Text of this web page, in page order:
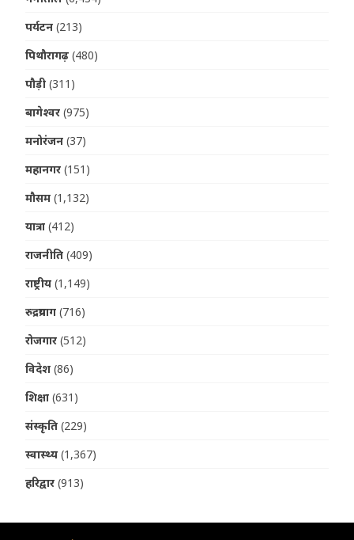
पर्यटन (213)
पिथौरागढ़ (480)
पौड़ी (311)
बागेश्वर (975)
मनोरंजन (37)
महानगर (151)
मौसम (1,132)
यात्रा (412)
राजनीति (409)
राष्ट्रीय (1,149)
रुद्रप्रयाग (716)
रोजगार (512)
विदेश (86)
शिक्षा (631)
संस्कृति (229)
स्वास्थ्य (1,367)
हरिद्वार (913)